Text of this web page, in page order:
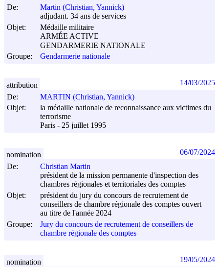
De:
Martin (Christian, Yannick)
adjudant. 34 ans de services
Objet:
Médaille militaire
ARMÉE ACTIVE
GENDARMERIE NATIONALE
Groupe:
Gendarmerie nationale
De:
MARTIN (Christian, Yannick)
Objet:
la médaille nationale de reconnaissance aux victimes du
terrorisme
Paris - 25 juillet 1995
attribution 14/03/2025
De:
Christian Martin
président de la mission permanente d'inspection des
chambres régionales et territoriales des comptes
Objet:
président du jury du concours de recrutement de
conseillers de chambre régionale des comptes ouvert
au titre de l'année 2024
Groupe:
Jury du concours de recrutement de conseillers de
chambre régionale des comptes
nomination 06/07/2024
nomination 19/05/2024